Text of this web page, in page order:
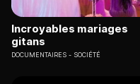
Incroyables mariages
gitans
DOCUMENTAIRES SOCIÉTÉ